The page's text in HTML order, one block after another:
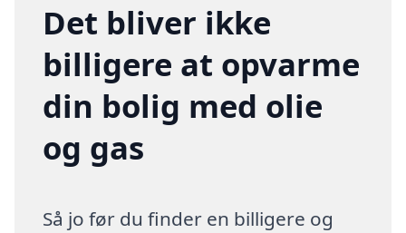
Det bliver ikke
billigere at opvarme
din bolig med olie
og gas
Så jo før du finder en billigere og